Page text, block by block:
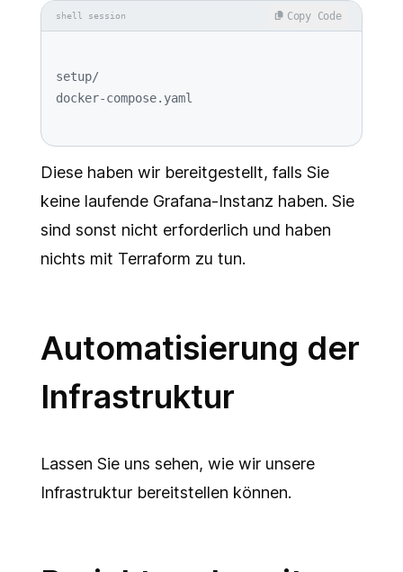
shell session
setup/
Copy Code
Diese haben wir bereitgestellt, falls Sie
keine laufende Grafana-Instanz haben. Sie
sind sonst nicht erforderlich und haben
nichts mit Terraform zu tun.
Automatisierung der
Infrastruktur
Lassen Sie uns sehen, wie wir unsere
Infrastruktur bereitstellen können.